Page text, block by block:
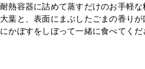
耐熱容器に詰めて蒸すだけのお手軽
大葉と、表面にまぶしたごまの香り
にかぼすをしぼって一緒に食べてくだ